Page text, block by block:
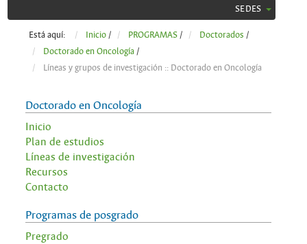
SEDES
Está aquí: Inicio / PROGRAMAS / Doctorados /
Doctorado en Oncología /
Líneas y grupos de investigación :: Doctorado en Oncología
Doctorado en Oncología
Inicio
Plan de estudios
Líneas de investigación
Recursos
Contacto
Programas de posgrado
Pregrado